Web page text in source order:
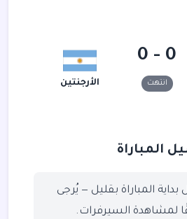
0 - 0
انتهت الأرجنتين
المباراة
المباراة بقليل — يُرجى
لمشاهدة السيرفرات.